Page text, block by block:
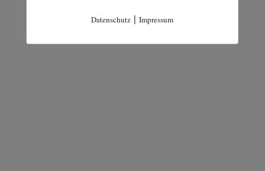
Datenschutz |Impressum